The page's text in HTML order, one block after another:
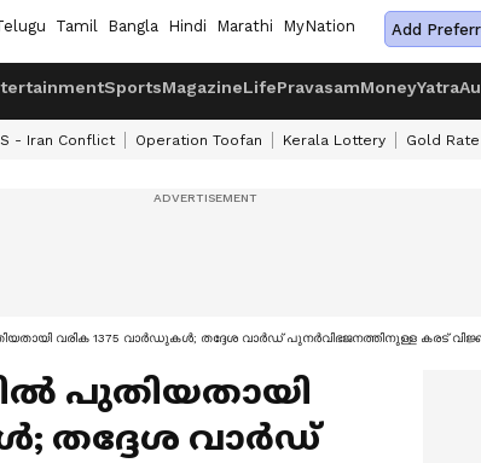
Tamil Bangla Hindi Marathi MyNation Add
SportsMagazineLifePravasamMoneyYatra
- Iran Conflict Operation Toofan Kerala Lottery Gold
വരിക 1375 വാർഡുകൾ; തദ്ദേശ വാർഡ് പുനർവിഭജനത്തിനുള്ള കരട്
പുതിയതായി
തദ്ദേശ വാർഡ്